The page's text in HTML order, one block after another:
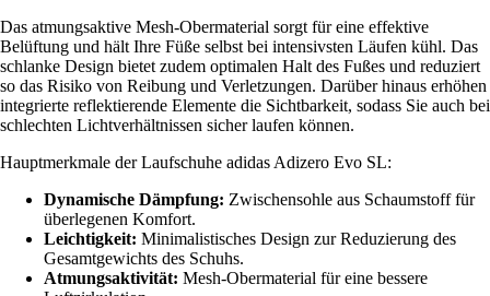
Das atmungsaktive Mesh-Obermaterial sorgt für eine effektive
Belüftung und hält Ihre Füße selbst bei intensivsten Läufen kühl. Das
schlanke Design bietet zudem optimalen Halt des Fußes und reduziert
so das Risiko von Reibung und Verletzungen. Darüber hinaus erhöhen
integrierte reflektierende Elemente die Sichtbarkeit, sodass Sie auch bei
schlechten Lichtverhältnissen sicher laufen können.
Hauptmerkmale der Laufschuhe adidas Adizero Evo SL:
Dynamische Dämpfung: Zwischensohle aus Schaumstoff für
überlegenen Komfort.
Leichtigkeit: Minimalistisches Design zur Reduzierung des
Gesamtgewichts des Schuhs.
Atmungsaktivität: Mesh-Obermaterial für eine bessere